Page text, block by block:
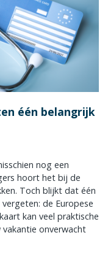
één belangrijk
nog een
hoort het bij de
Toch blijkt dat één
de Europese
kan veel praktische
onverwacht